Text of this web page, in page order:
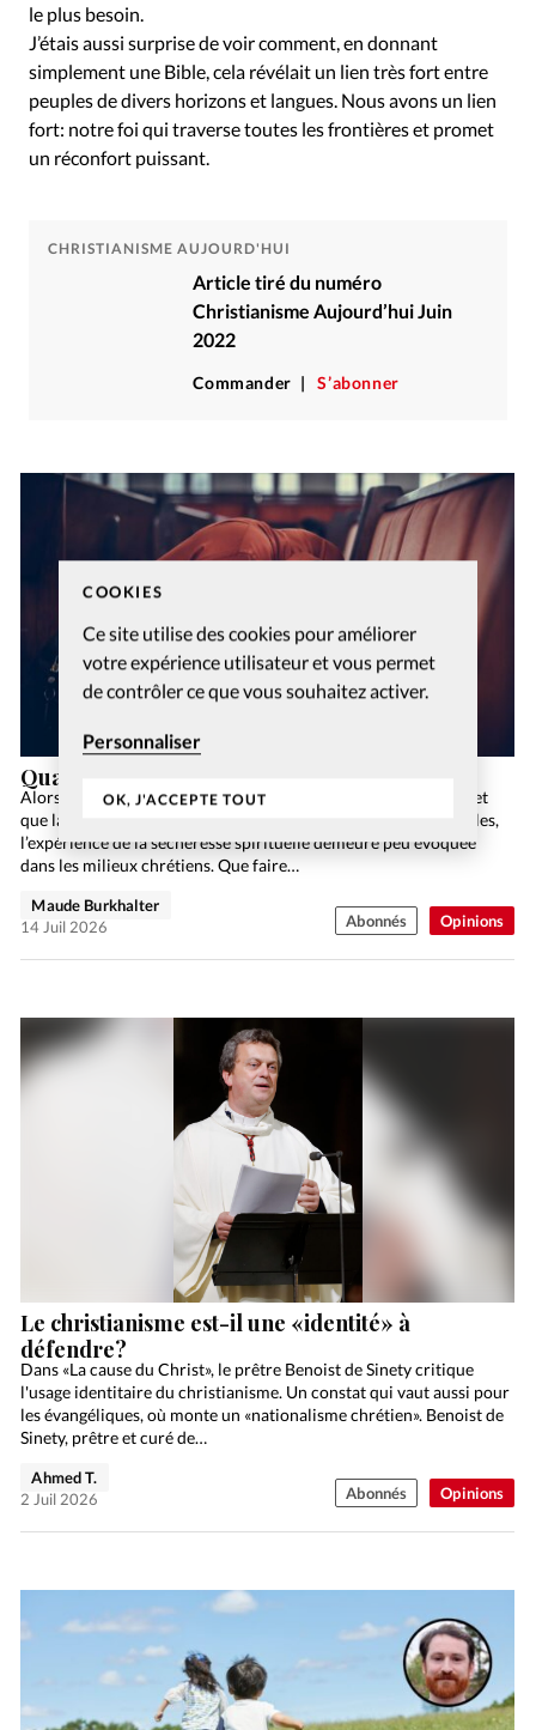
COOKIES
Ce site utilise des cookies pour améliorer
votre expérience utilisateur et vous permet
de contrôler ce que vous souhaitez activer.
Personnaliser
OK, J'ACCEPTE TOUT
le plus besoin.
J’étais aussi surprise de voir comment, en donnant
simplement une Bible, cela révélait un lien très fort entre
peuples de divers horizons et langues. Nous avons un lien
fort: notre foi qui traverse toutes les frontières et promet
un réconfort puissant.
CHRISTIANISME AUJOURD'HUI
Article tiré du numéro
Christianisme Aujourd’hui Juin
2022
Commander S’abonner
Opinions
Quand nous ne savons plus comment prier
Alors que les discours sur le bien-être spirituel se multiplient et
que la quête de sens traverse largement les sociétés occidentales,
l’expérience de la sécheresse spirituelle demeure peu évoquée
dans les milieux chrétiens. Que faire…
Maude Burkhalter
14 Juil 2026
Abonnés
Opinions
Le christianisme est-il une «identité» à
défendre?
Dans «La cause du Christ», le prêtre Benoist de Sinety critique
l'usage identitaire du christianisme. Un constat qui vaut aussi pour
les évangéliques, où monte un «nationalisme chrétien». Benoist de
Sinety, prêtre et curé de…
Ahmed T.
2 Juil 2026
Abonnés